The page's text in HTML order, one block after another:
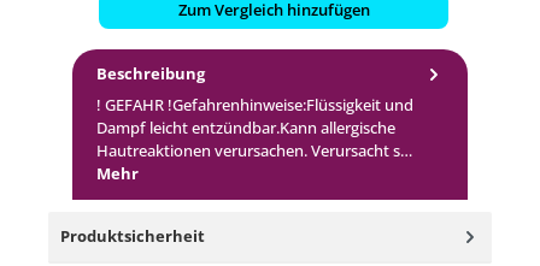
Zum Vergleich hinzufügen
Beschreibung
! GEFAHR !Gefahrenhinweise:Flüssigkeit und
Dampf leicht entzündbar.Kann allergische
Hautreaktionen verursachen. Verursacht s…
Mehr
Produktsicherheit